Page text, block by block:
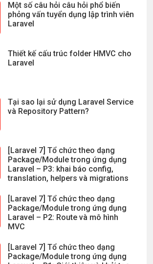
Một số câu hỏi câu hỏi phổ biến
phỏng vấn tuyển dụng lập trình viên
Laravel
Thiết kế cấu trúc folder HMVC cho
Laravel
Tại sao lại sử dụng Laravel Service
và Repository Pattern?
[Laravel 7] Tổ chức theo dạng
Package/Module trong ứng dụng
Laravel – P3: khai báo config,
translation, helpers và migrations
[Laravel 7] Tổ chức theo dạng
Package/Module trong ứng dụng
Laravel – P2: Route và mô hình
MVC
[Laravel 7] Tổ chức theo dạng
Package/Module trong ứng dụng